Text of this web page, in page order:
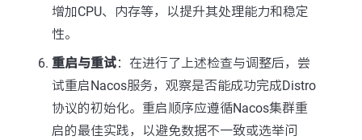
增加CPU、内存等，以提升其处理能力和稳定
性。
重启与重试：在进行了上述检查与调整后，尝
试重启Nacos服务，观察是否能成功完成Distro
协议的初始化。重启顺序应遵循Nacos集群重
启的最佳实践，以避免数据不一致或选举问